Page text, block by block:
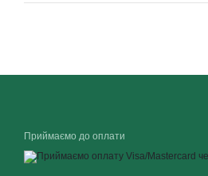
Приймаємо до оплати